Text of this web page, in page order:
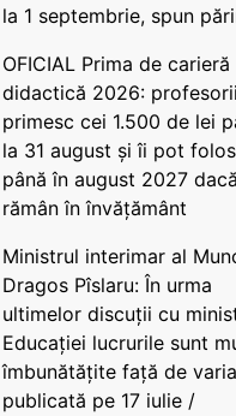
la 1 septembrie, spun
OFICIAL Prima de carieră
didactică 2026: profesorii
primesc cei 1.500 de lei
la 31 august și îi pot
până în august 2027 dacă
rămân în învățământ
Ministrul interimar al
Dragos Pîslaru: În urma
ultimelor discuții cu
Educației lucrurile sunt
îmbunătățite față de
publicată pe 17 iulie /